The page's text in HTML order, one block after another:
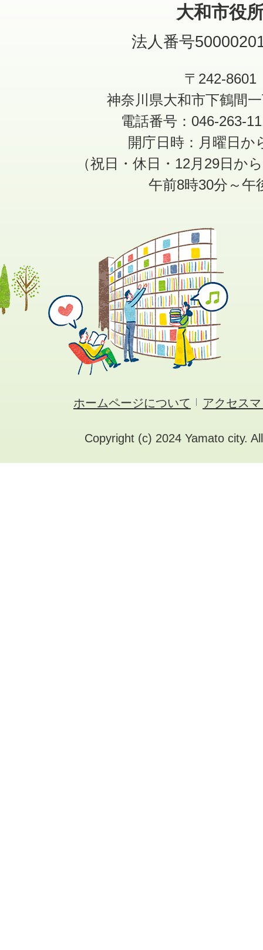
大和市役
法人番号
〒242-8601
神奈川県大和市下鶴間
電話番号：046-263-
開庁日時：月曜日か
（祝日・休日・12月29日か
午前8時30分～午
ホームページについて アクセス
Copyright (c) 2024 Yamato city.